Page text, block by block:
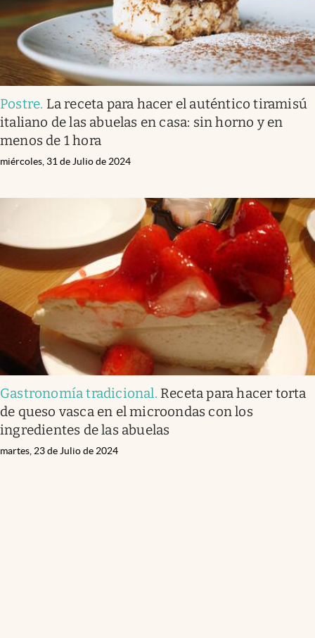
Postre. La receta para hacer el auténtico tiramisú
italiano de las abuelas en casa: sin horno y en
menos de 1 hora
miércoles, 31 de Julio de 2024
Gastronomía tradicional. Receta para hacer torta
de queso vasca en el microondas con los
ingredientes de las abuelas
martes, 23 de Julio de 2024